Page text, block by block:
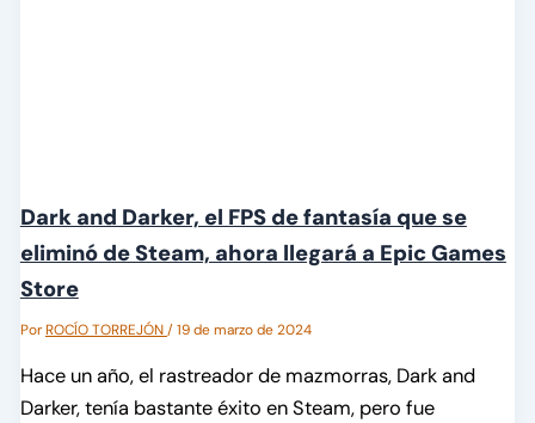
Dark and Darker, el FPS de fantasía que se
eliminó de Steam, ahora llegará a Epic Games
Store
PorROCÍO TORREJÓN/19 de marzo de 2024
Hace un año, el rastreador de mazmorras, Dark and
Darker, tenía bastante éxito en Steam, pero fue